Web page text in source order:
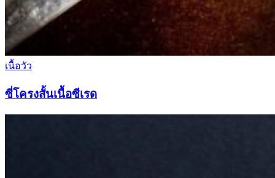
เนื้อวัว
ซี่โครงสั้นเนื้อซีเรด